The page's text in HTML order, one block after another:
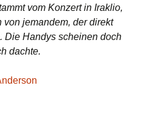
vom Konzert in Iraklio,
jemandem, der direkt
Die Handys scheinen doch
dachte.